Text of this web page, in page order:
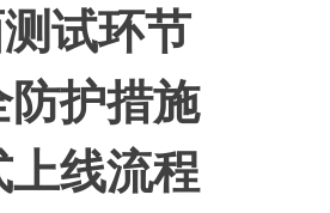
试环节
防护措施
线流程